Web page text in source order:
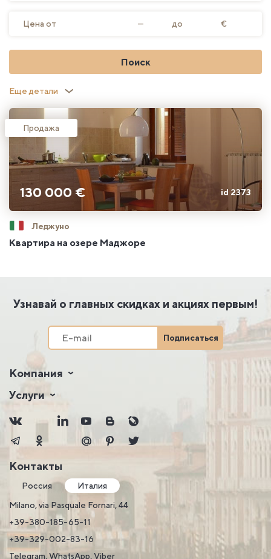
Цена от — до €
Поиск
Еще детали
Продажа
130 000 € id 2373
Леджуно
Квартира на озере Маджоре
Узнавай о главных скидках и акциях первым!
Подписаться
Компания
Услуги
Контакты
Россия
Италия
Milano, via Pasquale Fornari, 44
+39-380-185-65-11
+39-329-002-83-16
Telegram, WhatsApp, Viber